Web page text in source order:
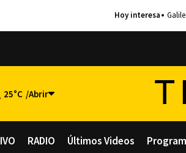
25°C
RADIO Últimos Videos